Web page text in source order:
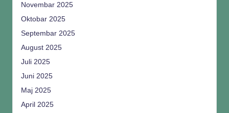
Novembar 2025
Oktobar 2025
Septembar 2025
August 2025
Juli 2025
Juni 2025
Maj 2025
April 2025